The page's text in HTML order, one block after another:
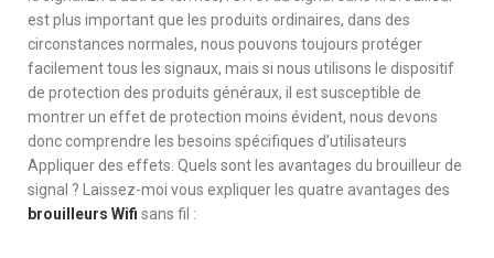
est plus important que les produits ordinaires, dans des
circonstances normales, nous pouvons toujours protéger
facilement tous les signaux, mais si nous utilisons le dispositif
de protection des produits généraux, il est susceptible de
montrer un effet de protection moins évident, nous devons
donc comprendre les besoins spécifiques d’utilisateurs
Appliquer des effets. Quels sont les avantages du brouilleur de
signal ? Laissez-moi vous expliquer les quatre avantages des
brouilleurs Wifi sans fil :